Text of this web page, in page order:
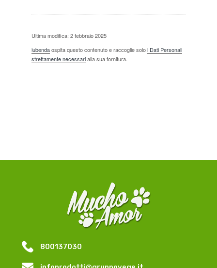
Ultima modifica: 2 febbraio 2025
iubendaospita questo contenuto e raccoglie soloi Dati Personali
strettamente necessarialla sua fornitura.
800137030